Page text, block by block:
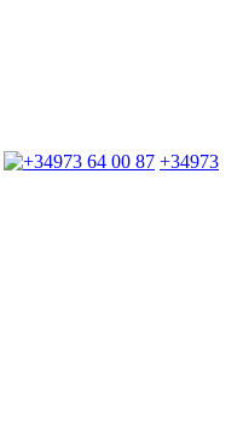
+34973